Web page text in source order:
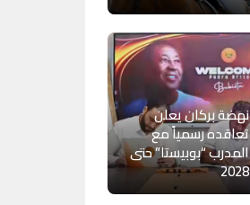
نهضة بركان يعلن
تعاقده رسمياً مع
المدرب “بوبيستا” حتى
2028